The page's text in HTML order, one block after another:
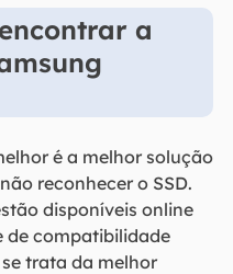
a
é a melhor solução
reconhecer o SSD.
disponíveis online
de compatibilidade
trata da melhor